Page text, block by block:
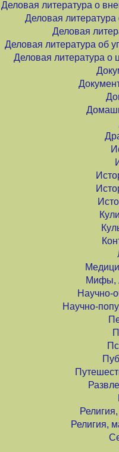
Деловая литература о
Деловая
Деловая
Деловая литература об
Деловая литература о
Мифы,
Научно-
Научно-
Религия,